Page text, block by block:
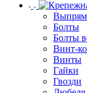
Болты
Болты
Винт-
Винты
Гайки
Гвозди